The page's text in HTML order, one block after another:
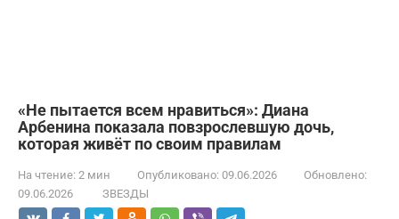
«Не пытается всем нравиться»: Диана
Арбенина показала повзрослевшую дочь,
которая живёт по своим правилам
На чтение: 2 мин Опубликовано: 09.06.2026
Обновлено:
09.06.2026
ЗВЕЗДЫ